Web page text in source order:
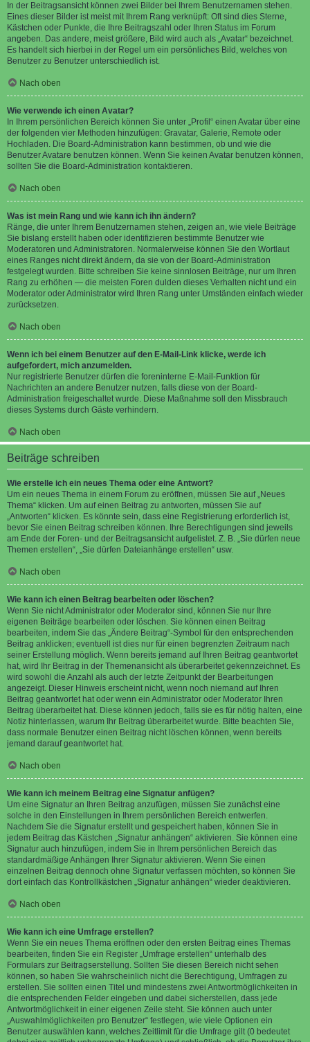
In der Beitragsansicht können zwei Bilder bei Ihrem Benutzernamen stehen.
Eines dieser Bilder ist meist mit Ihrem Rang verknüpft: Oft sind dies Sterne,
Kästchen oder Punkte, die Ihre Beitragszahl oder Ihren Status im Forum
angeben. Das andere, meist größere, Bild wird auch als „Avatar“ bezeichnet.
Es handelt sich hierbei in der Regel um ein persönliches Bild, welches von
Benutzer zu Benutzer unterschiedlich ist.
Nach oben
Wie verwende ich einen Avatar?
In Ihrem persönlichen Bereich können Sie unter „Profil“ einen Avatar über eine
der folgenden vier Methoden hinzufügen: Gravatar, Galerie, Remote oder
Hochladen. Die Board-Administration kann bestimmen, ob und wie die
Benutzer Avatare benutzen können. Wenn Sie keinen Avatar benutzen können,
sollten Sie die Board-Administration kontaktieren.
Nach oben
Was ist mein Rang und wie kann ich ihn ändern?
Ränge, die unter Ihrem Benutzernamen stehen, zeigen an, wie viele Beiträge
Sie bislang erstellt haben oder identifizieren bestimmte Benutzer wie
Moderatoren und Administratoren. Normalerweise können Sie den Wortlaut
eines Ranges nicht direkt ändern, da sie von der Board-Administration
festgelegt wurden. Bitte schreiben Sie keine sinnlosen Beiträge, nur um Ihren
Rang zu erhöhen — die meisten Foren dulden dieses Verhalten nicht und ein
Moderator oder Administrator wird Ihren Rang unter Umständen einfach wieder
zurücksetzen.
Nach oben
Wenn ich bei einem Benutzer auf den E-Mail-Link klicke, werde ich
aufgefordert, mich anzumelden.
Nur registrierte Benutzer dürfen die foreninterne E-Mail-Funktion für
Nachrichten an andere Benutzer nutzen, falls diese von der Board-
Administration freigeschaltet wurde. Diese Maßnahme soll den Missbrauch
dieses Systems durch Gäste verhindern.
Nach oben
Beiträge schreiben
Wie erstelle ich ein neues Thema oder eine Antwort?
Um ein neues Thema in einem Forum zu eröffnen, müssen Sie auf „Neues
Thema“ klicken. Um auf einen Beitrag zu antworten, müssen Sie auf
„Antworten“ klicken. Es könnte sein, dass eine Registrierung erforderlich ist,
bevor Sie einen Beitrag schreiben können. Ihre Berechtigungen sind jeweils
am Ende der Foren- und der Beitragsansicht aufgelistet. Z. B. „Sie dürfen neue
Themen erstellen“, „Sie dürfen Dateianhänge erstellen“ usw.
Nach oben
Wie kann ich einen Beitrag bearbeiten oder löschen?
Wenn Sie nicht Administrator oder Moderator sind, können Sie nur Ihre
eigenen Beiträge bearbeiten oder löschen. Sie können einen Beitrag
bearbeiten, indem Sie das „Ändere Beitrag“-Symbol für den entsprechenden
Beitrag anklicken; eventuell ist dies nur für einen begrenzten Zeitraum nach
seiner Erstellung möglich. Wenn bereits jemand auf Ihren Beitrag geantwortet
hat, wird Ihr Beitrag in der Themenansicht als überarbeitet gekennzeichnet. Es
wird sowohl die Anzahl als auch der letzte Zeitpunkt der Bearbeitungen
angezeigt. Dieser Hinweis erscheint nicht, wenn noch niemand auf Ihren
Beitrag geantwortet hat oder wenn ein Administrator oder Moderator Ihren
Beitrag überarbeitet hat. Diese können jedoch, falls sie es für nötig halten, eine
Notiz hinterlassen, warum Ihr Beitrag überarbeitet wurde. Bitte beachten Sie,
dass normale Benutzer einen Beitrag nicht löschen können, wenn bereits
jemand darauf geantwortet hat.
Nach oben
Wie kann ich meinem Beitrag eine Signatur anfügen?
Um eine Signatur an Ihren Beitrag anzufügen, müssen Sie zunächst eine
solche in den Einstellungen in Ihrem persönlichen Bereich entwerfen.
Nachdem Sie die Signatur erstellt und gespeichert haben, können Sie in
jedem Beitrag das Kästchen „Signatur anhängen“ aktivieren. Sie können eine
Signatur auch hinzufügen, indem Sie in Ihrem persönlichen Bereich das
standardmäßige Anhängen Ihrer Signatur aktivieren. Wenn Sie einen
einzelnen Beitrag dennoch ohne Signatur verfassen möchten, so können Sie
dort einfach das Kontrollkästchen „Signatur anhängen“ wieder deaktivieren.
Nach oben
Wie kann ich eine Umfrage erstellen?
Wenn Sie ein neues Thema eröffnen oder den ersten Beitrag eines Themas
bearbeiten, finden Sie ein Register „Umfrage erstellen“ unterhalb des
Formulars zur Beitragserstellung. Sollten Sie diesen Bereich nicht sehen
können, so haben Sie wahrscheinlich nicht die Berechtigung, Umfragen zu
erstellen. Sie sollten einen Titel und mindestens zwei Antwortmöglichkeiten in
die entsprechenden Felder eingeben und dabei sicherstellen, dass jede
Antwortmöglichkeit in einer eigenen Zeile steht. Sie können auch unter
„Auswahlmöglichkeiten pro Benutzer“ festlegen, wie viele Optionen ein
Benutzer auswählen kann, welches Zeitlimit für die Umfrage gilt (0 bedeutet